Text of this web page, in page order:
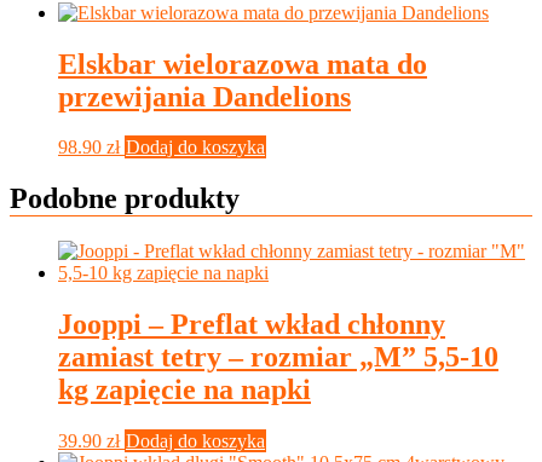
Elskbar wielorazowa mata do
przewijania Dandelions
98.90 zł Dodaj do koszyka
Podobne produkty
Jooppi – Preflat wkład chłonny
zamiast tetry – rozmiar „M” 5,5-10
kg zapięcie na napki
39.90 zł Dodaj do koszyka